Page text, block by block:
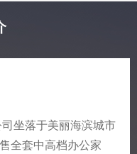
坐落于美丽海滨城市
全套中高档办公家